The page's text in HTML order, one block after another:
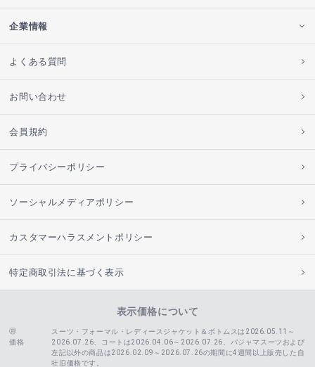
企業情報
よくある質問
お問い合わせ
会員規約
プライバシーポリシー
ソーシャルメディアポリシー
カスタマーハラスメントポリシー
特定商取引法に基づく表示
表示価格について
価格
スーツ・フォーマル・レディースジャケット＆ボトムスは2026.05.11～
2026.07.26、コートは2026.04.06～2026.07.26、
パジャマスーツおよび
左記以外の商品は2026.02.09～2026.07.26の期間に4週間以上販売した自
社旧価格です。